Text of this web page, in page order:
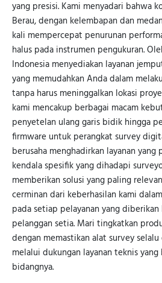
yang presisi. Kami menyadari bahwa
Berau, dengan kelembapan dan
kali mempercepat penurunan
halus pada instrumen pengukuran.
Indonesia menyediakan layanan
yang memudahkan Anda dalam
tanpa harus meninggalkan lokasi
kami mencakup berbagai macam
penyetelan ulang garis bidik hingga
firmware untuk perangkat survey
berusaha menghadirkan layanan yang
kendala spesifik yang dihadapi
memberikan solusi yang paling
cerminan dari keberhasilan kami
pada setiap pelayanan yang
pelanggan setia. Mari tingkatkan
dengan memastikan alat survey
melalui dukungan layanan teknis
bidangnya.